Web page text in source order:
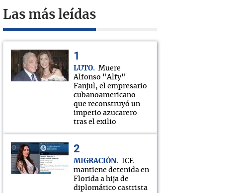
Las más leídas
LUTO
Muere
Alfonso "Alfy"
Fanjul, el empresario
cubanoamericano
que reconstruyó un
imperio azucarero
tras el exilio
MIGRACIÓN
ICE
mantiene detenida en
Florida a hija de
diplomático castrista